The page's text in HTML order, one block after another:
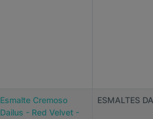
Esmalte Cremoso
Dailus - Red Velvet -
ESMALTES